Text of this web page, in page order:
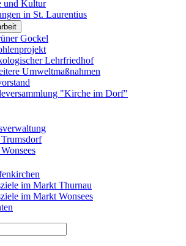
und Kultur
in St. Laurentius
Gockel
Lehrfriedhof
Umweltmaßnahmen
"Kirche im Dorf"
im Markt Thurnau
im Markt Wonsees